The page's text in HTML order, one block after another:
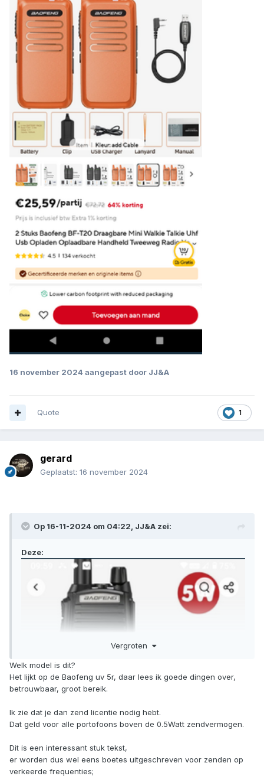
16 november 2024 aangepast door JJ&A
1
Quote
gerard
Geplaatst: 16 november 2024
Op 16-11-2024 om 04:22, JJ&A zei:
Deze:
Vergroten
Welk model is dit?
Het lijkt op de Baofeng uv 5r, daar lees ik goede dingen over,
betrouwbaar, groot bereik.
Ik zie dat je dan zend licentie nodig hebt.
Dat geld voor alle portofoons boven de 0.5Watt zendvermogen.
Dit is een interessant stuk tekst,
er worden dus wel eens boetes uitgeschreven voor zenden op
verkeerde frequenties;